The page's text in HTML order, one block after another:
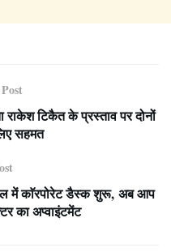
राकेश टिकैत के प्रस्ताव पर दोनों
सहमत
में काॅरपोरेट डैस्क शुरू, अब आप
का अप्वाइंटमेंट